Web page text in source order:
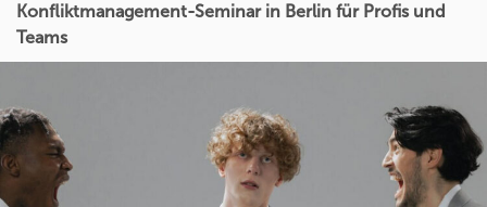
Konfliktmanagement-Seminar in Berlin für Profis und
Teams